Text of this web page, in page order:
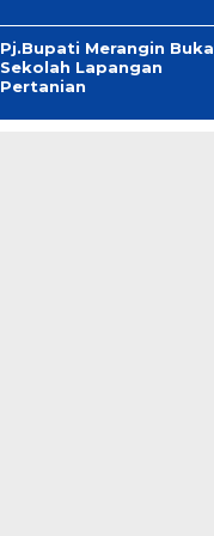
Pj.Bupati Merangin Buka
Sekolah Lapangan
Pertanian